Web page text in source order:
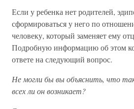
Если у ребенка нет родителей,
сформироваться у него по
человеку, который заменяет ему
Подробную информацию об этом
ответе на следующий вопрос.
Не могли бы вы объяснить, что
всех ли он возникает?